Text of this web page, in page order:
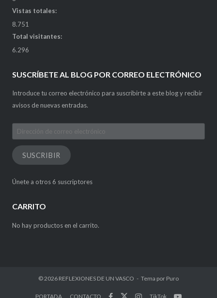
Vistas totales:
8.751
Total visitantes:
6.296
SUSCRÍBETE AL BLOG POR CORREO ELECTRÓNICO
Introduce tu correo electrónico para suscribirte a este blog y recibir
avisos de nuevas entradas.
Dirección
de
correo
electrónico
SUSCRIBIR
Únete a otros 6 suscriptores
CARRITO
No hay productos en el carrito.
© 2026 REFLEXIONES DE UN VASCO Tema por Puro
PORTADA CONTACTO TikTok